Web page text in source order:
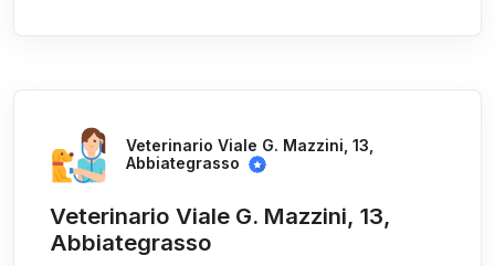
Veterinario Viale G. Mazzini, 13,
Abbiategrasso
Veterinario Viale G. Mazzini, 13,
Abbiategrasso